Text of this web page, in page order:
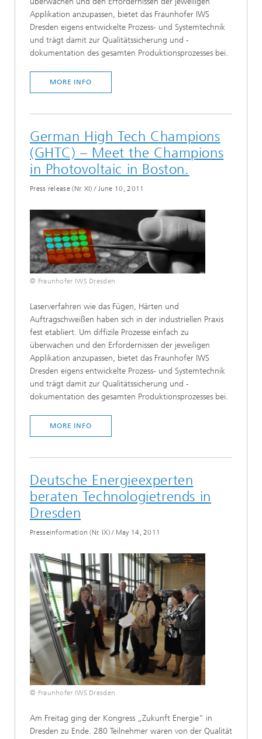
Applikation anzupassen, bietet das Fraunhofer IWS
Dresden eigens entwickelte Prozess- und Systemtechnik
und trägt damit zur Qualitätssicherung und -
dokumentation des gesamten Produktionsprozesses bei.
MORE INFO
German High Tech Champions
(GHTC) – Meet the Champions
in Photovoltaic in Boston.
Press release (Nr. XI) / June 10, 2011
© Fraunhofer IWS Dresden
Laserverfahren wie das Fügen, Härten und
Auftragschweißen haben sich in der industriellen Praxis
fest etabliert. Um diffizile Prozesse einfach zu
überwachen und den Erfordernissen der jeweiligen
Applikation anzupassen, bietet das Fraunhofer IWS
Dresden eigens entwickelte Prozess- und Systemtechnik
und trägt damit zur Qualitätssicherung und -
dokumentation des gesamten Produktionsprozesses bei.
MORE INFO
Deutsche Energieexperten
beraten Technologietrends in
Dresden
Presseinformation (Nr. IX)/ May 14, 2011
© Fraunhofer IWS Dresden
Am Freitag ging der Kongress „Zukunft Energie“ in
Dresden zu Ende. 280 Teilnehmer waren von der Qualität